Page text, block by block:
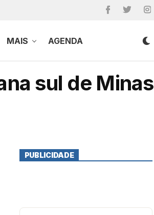
MAIS AGENDA
sul de Minas
PUBLICIDADE